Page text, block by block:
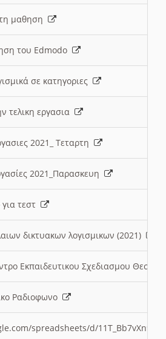
μαθηση
του Edmodo
σε κατηγοριες
τελικη εργασια
2021_ Τεταρτη
2021_Παρασκευη
τεστ
δικτυακων λογισμικων (2021)
Εκπαιδευτικου Σχεδιασμου
Ραδιοφωνο
spreadsheets/d/